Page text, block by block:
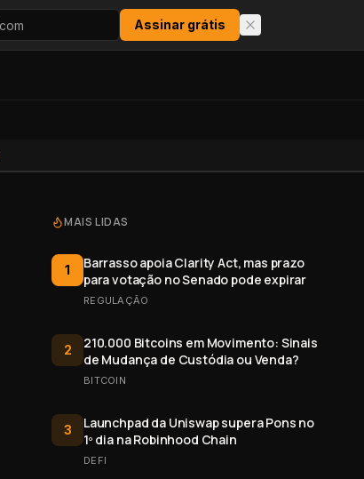
Assinar grátis
MAIS LIDAS
1
Barrasso apoia Clarity Act, mas prazo
para votação no Senado pode expirar
REGULAÇÃO
2
210.000 Bitcoins em Movimento: Sinais
de Mudança de Custódia ou Venda?
BITCOIN
3
Launchpad da Uniswap supera Pons no
1º dia na Robinhood Chain
DEFI